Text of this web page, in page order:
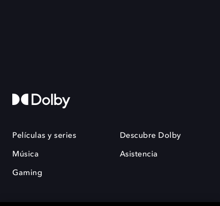
Películas y series
Música
Gaming
Descubre Dolby
Asistencia